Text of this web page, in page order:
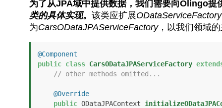
为了从JPA域中提供数据，我们需要向Olingo提
类的具体实现。 该类应扩展ODataServiceFactory
为CarsODataJPAServiceFactory，以我们领域
@Component
public class CarsODataJPAServiceFactory
// other methods omitted...
@Override
public ODataJPAContext